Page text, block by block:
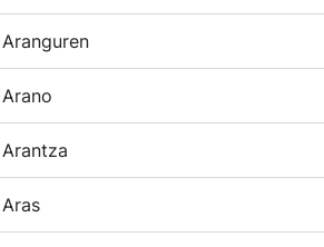
Aranguren
Arano
Arantza
Aras